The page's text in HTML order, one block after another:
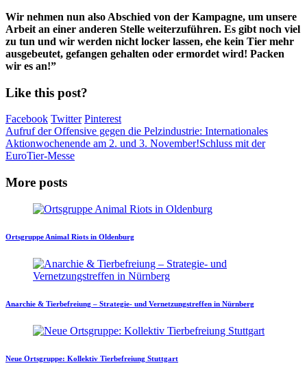
Wir nehmen nun also Abschied von der Kampagne, um unsere
Arbeit an einer anderen Stelle weiterzuführen. Es gibt noch viel
zu tun und wir werden nicht locker lassen, ehe kein Tier mehr
ausgebeutet, gefangen gehalten oder ermordet wird! Packen
wir es an!”
Like this post?
Facebook Twitter Pinterest
Aufruf der Offensive gegen die Pelzindustrie: Internationales
Aktionwochenende am 2. und 3. November!Schluss mit der
EuroTier-Messe
More posts
Ortsgruppe Animal Riots in Oldenburg
Anarchie & Tierbefreiung – Strategie- und Vernetzungstreffen in Nürnberg
Neue Ortsgruppe: Kollektiv Tierbefreiung Stuttgart